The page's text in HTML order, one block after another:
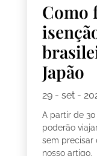
Como
Japão
29 - set -
A partir de
poderão
sem precisar
nosso artigo.